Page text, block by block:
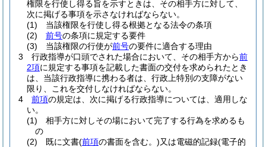
権限を行使し得る旨を示すときは、その相手方に対して、
次に掲げる事項を示さなければならない。
(1)
当該権限を行使し得る根拠となる法令の条項
(2)
前号の条項に規定する要件
(3)
当該権限の行使が前号の要件に適合する理由
3
行政指導が口頭でされた場合において、その相手方から前
2項に規定する事項を記載した書面の交付を求められたとき
は、当該行政指導に携わる者は、行政上特別の支障がない
限り、これを交付しなければならない。
4
前項の規定は、次に掲げる行政指導については、適用しな
い。
(1)
相手方に対しその場において完了する行為を求めるも
の
(2)
既に文書(前項の書面を含む。)又は電磁的記録(電子的